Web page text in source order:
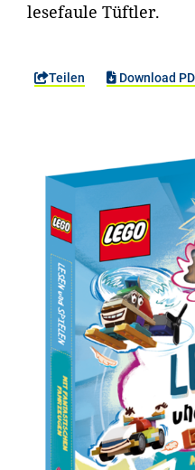
lesefaule Tüftler.
Teilen Download